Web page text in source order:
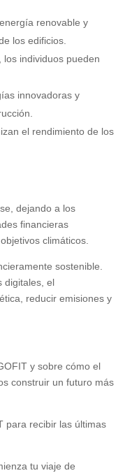
renovable y
los edificios.
individuos pueden
innovadoras y
el rendimiento de los
dejando a los
financieras
climáticos.
sostenible.
digitales, el
reducir emisiones y
y sobre cómo el
construir un futuro más
para recibir las últimas
tu viaje de